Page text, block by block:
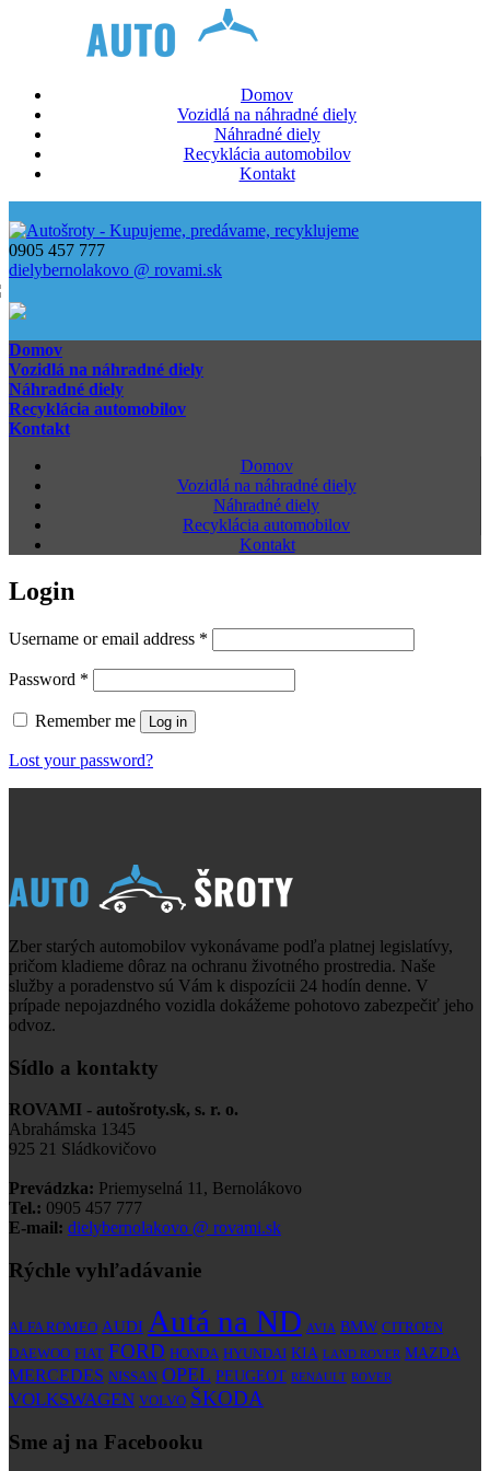
Domov
Vozidlá na náhradné diely
Náhradné diely
Recyklácia automobilov
Kontakt
0905 457 777
dielybernolakovo @ rovami.sk
Domov
Vozidlá na náhradné diely
Náhradné diely
Recyklácia automobilov
Kontakt
Domov
Vozidlá na náhradné diely
Náhradné diely
Recyklácia automobilov
Kontakt
Login
Username or email address *
Password *
Remember me Log in
Lost your password?
Zber starých automobilov vykonávame podľa platnej legislatívy,
pričom kladieme dôraz na ochranu životného prostredia. Naše
služby a poradenstvo sú Vám k dispozícii 24 hodín denne. V
prípade nepojazdného vozidla dokážeme pohotovo zabezpečiť jeho
odvoz.
Sídlo a kontakty
ROVAMI - autošroty.sk, s. r. o.
Abrahámska 1345
925 21 Sládkovičovo
Prevádzka: Priemyselná 11, Bernolákovo
Tel.: 0905 457 777
E-mail: dielybernolakovo @ rovami.sk
Rýchle vyhľadávanie
ALFA ROMEO AUDI Autá na ND AVIA BMW CITROEN
DAEWOO FIAT FORD HONDA HYUNDAI KIA LAND ROVER MAZDA
MERCEDES NISSAN OPEL PEUGEOT RENAULT ROVER
VOLKSWAGEN VOLVO ŠKODA
Sme aj na Facebooku